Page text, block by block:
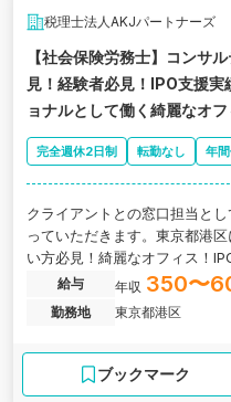
税理士法人AKJパートナーズ
【社会保険労務士】コンサ
見！経験者必見！IPO支援
ョナルとして働く綺麗なオ
完全週休2日制 転勤なし 年
クライアントとの窓口担当と
っていただきます。東京都港
い方必見！綺麗なオフィス！
ッショナルとして働く税理士法
給与 年収 350〜
勤務地
東京都港区
ブックマーク